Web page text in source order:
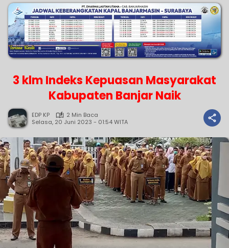
3 klm Indeks Kepuasan Masyarakat
Kabupaten Banjar Naik
EDP KP
2 Min Baca
Selasa, 20 Juni 2023 - 01:54 WITA